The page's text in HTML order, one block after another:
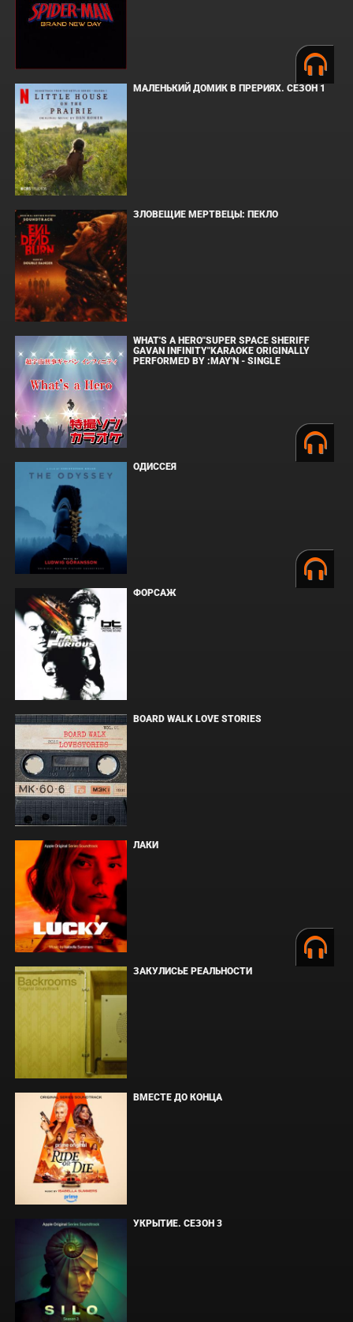
МАЛЕНЬКИЙ ДОМИК В ПРЕРИЯХ. СЕЗОН 1
ЗЛОВЕЩИЕ МЕРТВЕЦЫ: ПЕКЛО
WHAT'S A HERO"SUPER SPACE SHERIFF
GAVAN INFINITY"KARAOKE ORIGINALLY
PERFORMED BY :MAY'N - SINGLE
ОДИССЕЯ
ФОРСАЖ
BOARD WALK LOVE STORIES
ЛАКИ
ЗАКУЛИСЬЕ РЕАЛЬНОСТИ
ВМЕСТЕ ДО КОНЦА
УКРЫТИЕ. СЕЗОН 3